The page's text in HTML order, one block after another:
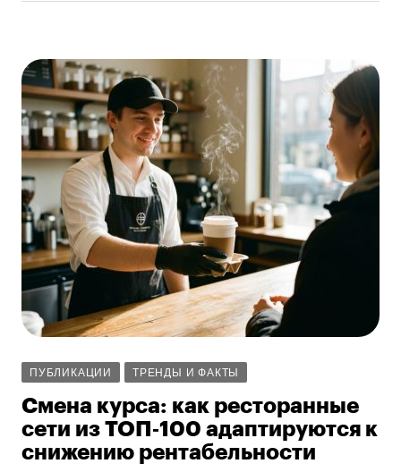
ПУБЛИКАЦИИ ТРЕНДЫ И ФАКТЫ
Смена курса: как ресторанные
сети из ТОП‑100 адаптируются к
снижению рентабельности